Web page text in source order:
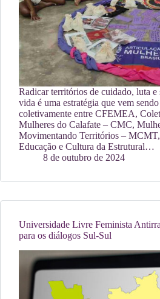
Radicar territórios de cuidado, luta e
vida é uma estratégia que vem
coletivamente entre CFEMEA,
Mulheres do Calafate – CMC,
Movimentando Territórios –
Educação e Cultura da Estrutural…
8 de outubro de 2024
Universidade Livre Feminista
para os diálogos Sul-Sul